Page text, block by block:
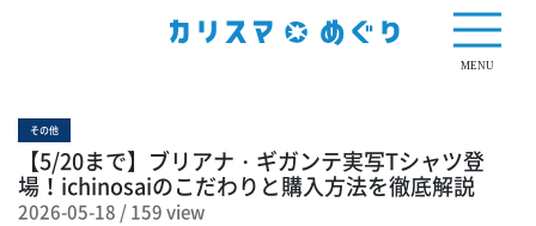
MENU
その他
【5/20まで】ブリアナ・ギガンテ実写Tシャツ登
場！ichinosaiのこだわりと購入方法を徹底解説
2026-05-18 /159 view